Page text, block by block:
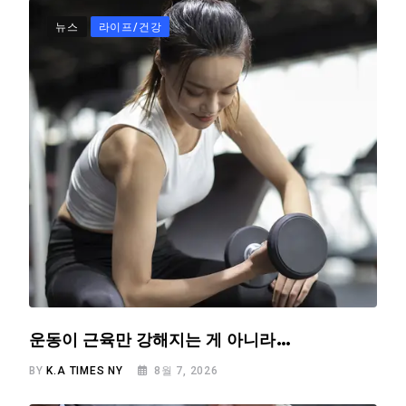
뉴스 라이프/건강
운동이 근육만 강해지는 게 아니라…
BY K.A TIMES NY 8월 7, 2026